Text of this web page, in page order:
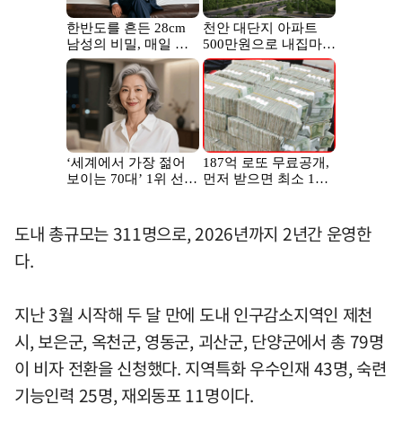
도내 총규모는 311명으로, 2026년까지 2년간 운영한
다.
지난 3월 시작해 두 달 만에 도내 인구감소지역인 제천
시, 보은군, 옥천군, 영동군, 괴산군, 단양군에서 총 79명
이 비자 전환을 신청했다. 지역특화 우수인재 43명, 숙련
기능인력 25명, 재외동포 11명이다.